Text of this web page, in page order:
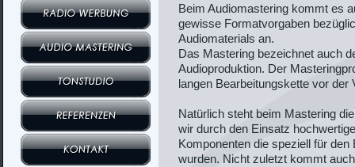
Beim Audiomastering kommt es
gewisse Formatvorgaben
Audiomaterials an.
Das Mastering bezeichnet auch
Audioproduktion. Der
langen Bearbeitungskette vor der
Natürlich steht beim Mastering
wir durch den Einsatz
Komponenten die speziell für
wurden. Nicht zuletzt kommt